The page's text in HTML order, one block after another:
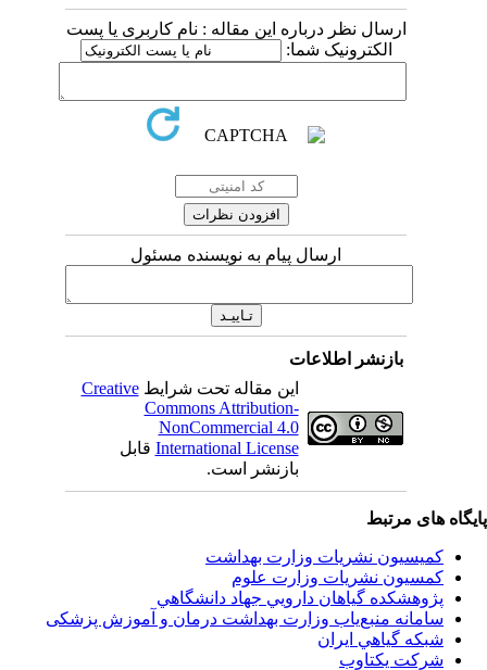
ارسال نظر درباره این مقاله : نام کاربری یا پست
الکترونیک شما:
ارسال پیام به نویسنده مسئول
بازنشر اطلاعات
این مقاله تحت شرایط Creative
Commons Attribution-
NonCommercial 4.0
International Licenseقابل
بازنشر است.
های مرتبط
کمیسیون نشریات وزارت بهداشت
کمسیون نشریات وزارت علوم
پژوهشكده گياهان دارويي جهاد دانشگاهي
سامانه منبع‌ياب وزارت بهداشت درمان و آموزش پزشکی
شبكه گياهي ايران
شرکت یکتاوب